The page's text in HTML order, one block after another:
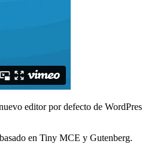
editor por defecto de
en Tiny MCE y Gutenberg.